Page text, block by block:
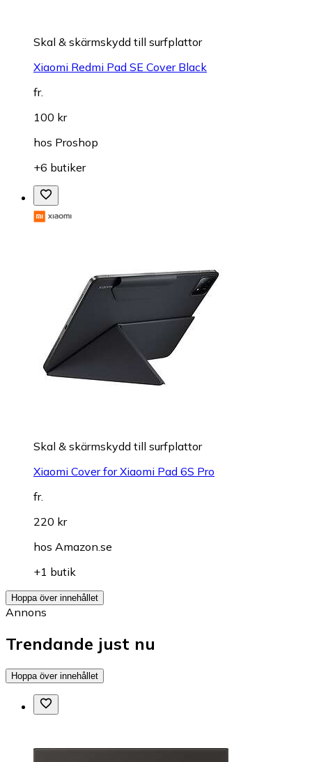
Skal & skärmskydd till surfplattor
Xiaomi Redmi Pad SE Cover Black
fr.
100 kr
hos Proshop
+6 butiker
Skal & skärmskydd till surfplattor
Xiaomi Cover for Xiaomi Pad 6S Pro
fr.
220 kr
hos Amazon.se
+1 butik
Hoppa över innehållet
Annons
Trendande just nu
Hoppa över innehållet